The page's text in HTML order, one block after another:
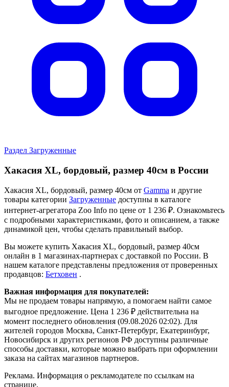
Раздел Загруженные
Хакасия XL, бордовый, размер 40см в России
Хакасия XL, бордовый, размер 40см от Gamma и другие
товары категории Загруженные доступны в каталоге
интернет-агрегатора Zoo Info по цене от 1 236 ₽. Ознакомьтесь
с подробными характеристиками, фото и описанием, а также
динамикой цен, чтобы сделать правильный выбор.
Вы можете купить Хакасия XL, бордовый, размер 40см
онлайн в 1 магазинах-партнерах с доставкой по России. В
нашем каталоге представлены предложения от проверенных
продавцов: Бетховен .
Важная информация для покупателей:
Мы не продаем товары напрямую, а помогаем найти самое
выгодное предложение. Цена 1 236 ₽ действительна на
момент последнего обновления (09.08.2026 02:02). Для
жителей городов Москва, Санкт-Петербург, Екатеринбург,
Новосибирск и других регионов РФ доступны различные
способы доставки, которые можно выбрать при оформлении
заказа на сайтах магазинов партнеров.
Реклама. Информация о рекламодателе по ссылкам на
странице.